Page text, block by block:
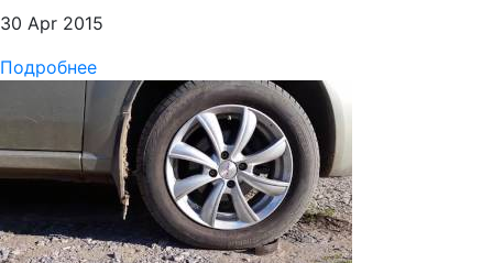
30 Apr 2015
Подробнее